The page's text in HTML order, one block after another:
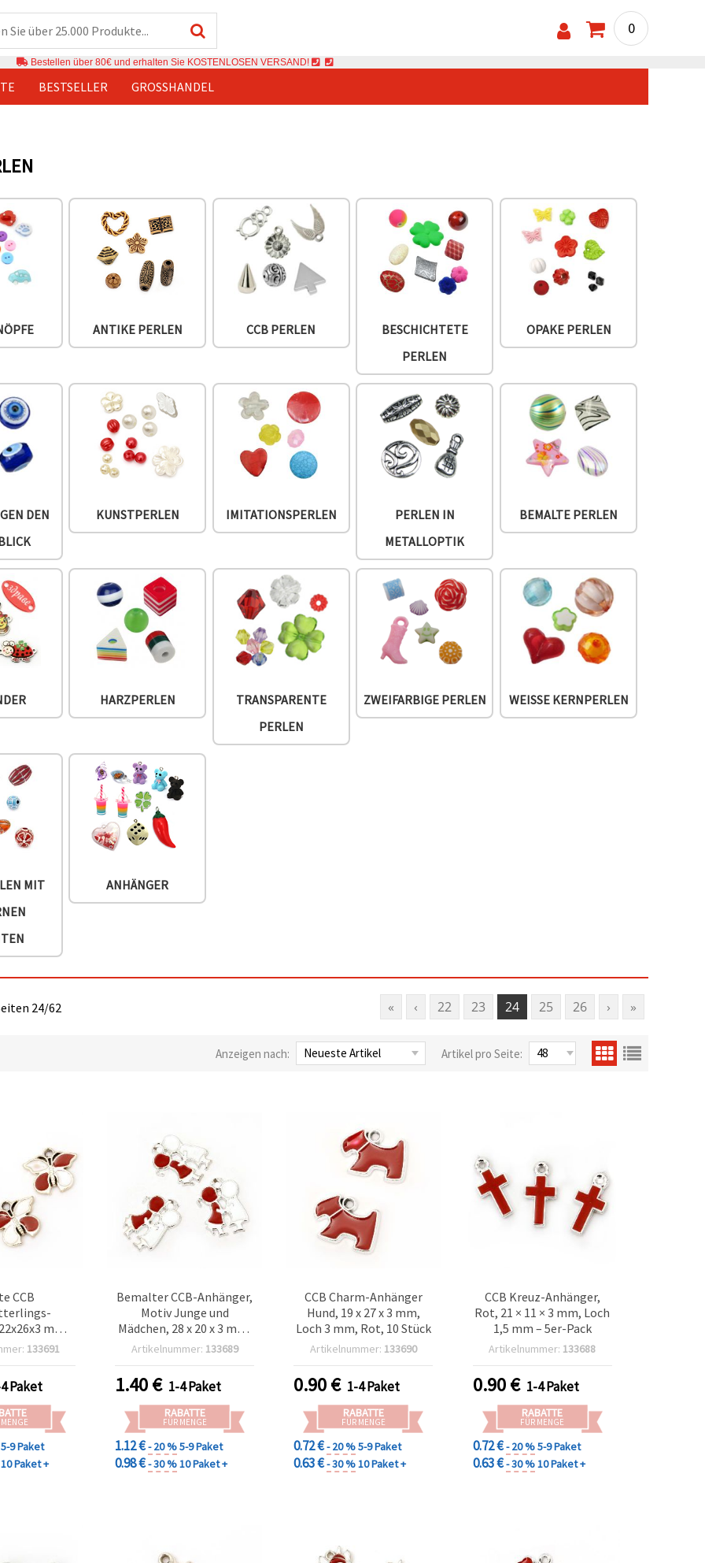
0
Bestellen über 80€ und erhalten Sie KOSTENLOSEN VERSAND!
BESTSELLER GROSSHANDEL
ANTIKE PERLEN CCB PERLEN
BESCHICHTETE
PERLEN
OPAKE PERLEN
DEN
KUNSTPERLEN IMITATIONSPERLEN
PERLEN IN
METALLOPTIK
BEMALTE PERLEN
HARZPERLEN
TRANSPARENTE
PERLEN
ZWEIFARBIGE PERLEN WEISSE KERNPERLEN
MIT
ANHÄNGER
« ‹ 22 23 24 25 26 › »
24/62
Anzeigen nach: Artikel pro Seite:
CCB
mm,
Weiß-Rot, 5
DIY-
und
133691
Paket
5-9 Paket
10 Paket +
Bemalter CCB-Anhänger,
Motiv Junge und
Mädchen, 28 x 20 x 3 mm,
Loch 2,5 mm, weiß/rot,
Artikelnummer: 133689
1.40€ 1-4 Paket
RABATTE
FÜR MENGE
1.12 €- 20 %5-9 Paket
0.98 €- 30 %10 Paket +
CCB Charm-Anhänger
Hund, 19 x 27 x 3 mm,
Loch 3 mm, Rot, 10 Stück
Artikelnummer: 133690
0.90€ 1-4 Paket
RABATTE
FÜR MENGE
0.72 €- 20 %5-9 Paket
0.63 €- 30 %10 Paket +
CCB Kreuz-Anhänger,
Rot, 21 × 11 × 3 mm, Loch
1,5 mm – 5er-Pack
Artikelnummer: 133688
0.90€ 1-4 Paket
RABATTE
FÜR MENGE
0.72 €- 20 %5-9 Paket
0.63 €- 30 %10 Paket +